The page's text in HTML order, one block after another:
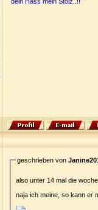
geschrieben von
also unter 14 mal die
naja ich meine, so kann er